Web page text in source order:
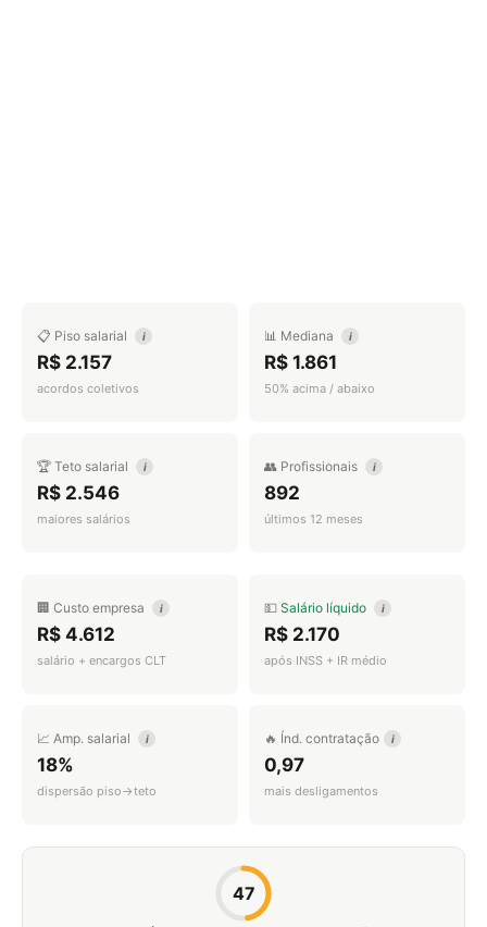
📋 Piso salarial i
R$ 2.157
acordos coletivos
📊 Mediana i
R$ 1.861
50% acima / abaixo
🏆 Teto salarial i
R$ 2.546
maiores salários
👥 Profissionais i
892
últimos 12 meses
🏢 Custo empresa i
R$ 4.612
salário + encargos CLT
💵 Salário líquido i
R$ 2.170
após INSS + IR médio
📈 Amp. salarial i
18%
dispersão piso→teto
🔥 Índ. contratação i
0,97
mais desligamentos
47